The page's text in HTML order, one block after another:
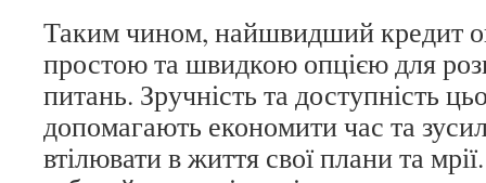
Таким чином, найшвидший кредит
простою та швидкою опцією для
питань. Зручність та доступність
допомагають економити час та
втілювати в життя свої плани та